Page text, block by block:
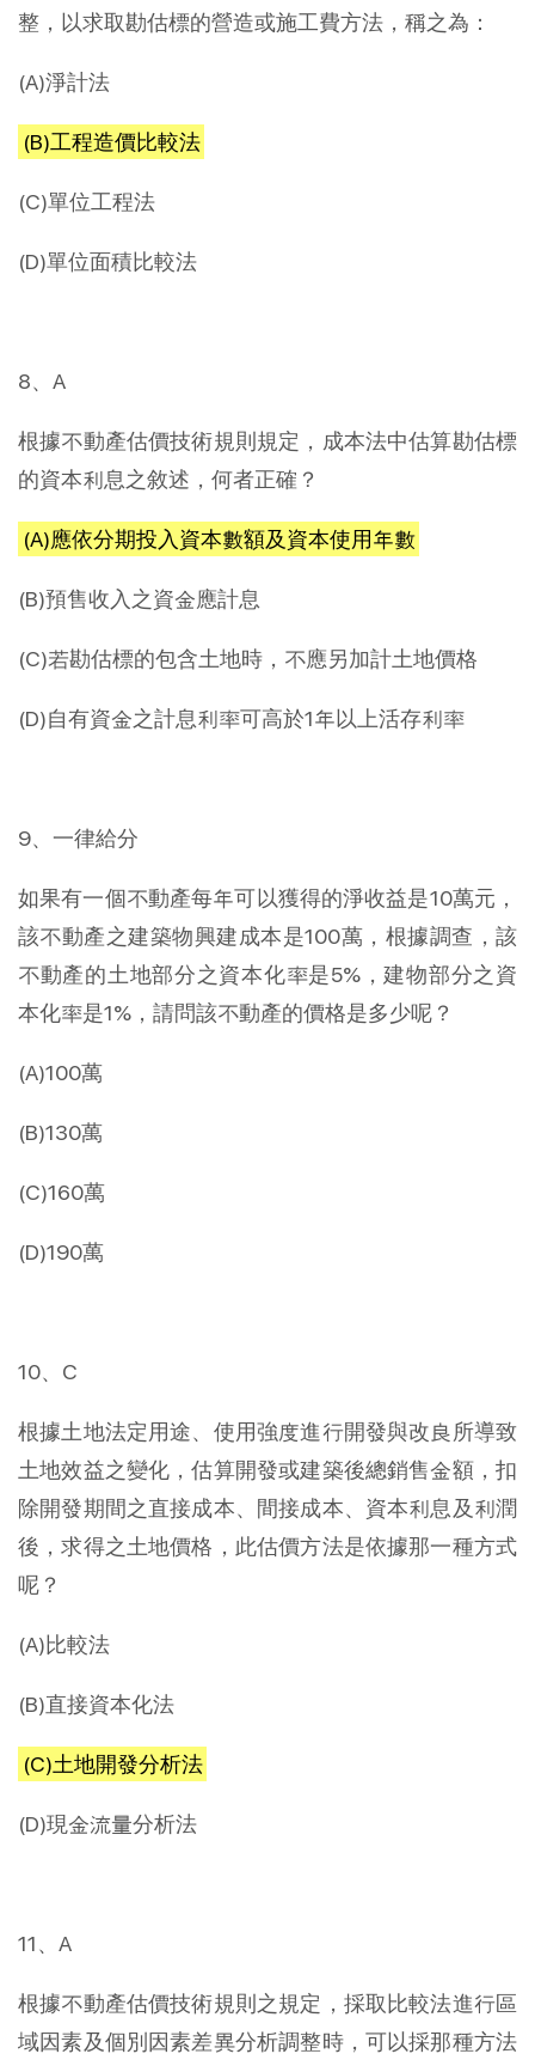
整，以求取勘估標的營造或施工費方法，稱之為：
(A)淨計法
(B)工程造價比較法
(C)單位工程法
(D)單位面積比較法
8、A
根據不動產估價技術規則規定，成本法中估算勘估標
的資本利息之敘述，何者正確？
(A)應依分期投入資本數額及資本使用年數
(B)預售收入之資金應計息
(C)若勘估標的包含土地時，不應另加計土地價格
(D)自有資金之計息利率可高於1年以上活存利率
9、一律給分
如果有一個不動產每年可以獲得的淨收益是10萬元，
該不動產之建築物興建成本是100萬，根據調查，該
不動產的土地部分之資本化率是5%，建物部分之資
本化率是1%，請問該不動產的價格是多少呢？
(A)100萬
(B)130萬
(C)160萬
(D)190萬
10、C
根據土地法定用途、使用強度進行開發與改良所導致
土地效益之變化，估算開發或建築後總銷售金額，扣
除開發期間之直接成本、間接成本、資本利息及利潤
後，求得之土地價格，此估價方法是依據那一種方式
呢？
(A)比較法
(B)直接資本化法
(C)土地開發分析法
(D)現金流量分析法
11、A
根據不動產估價技術規則之規定，採取比較法進行區
域因素及個別因素差異分析調整時，可以採那種方法